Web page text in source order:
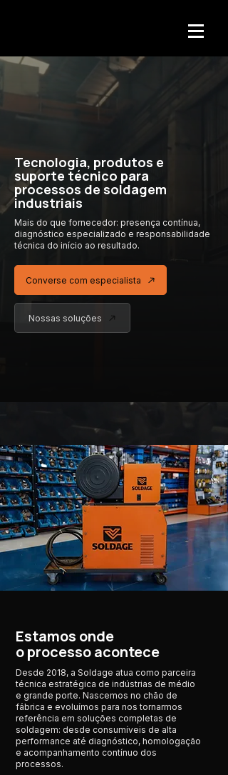
Tecnologia, produtos e
suporte técnico para
processos de soldagem
industriais
Mais do que fornecedor: presença contínua,
diagnóstico especializado e responsabilidade
técnica do início ao resultado.
Converse com especialista
Nossas soluções
Estamos onde
o processo acontece
Desde 2018, a Soldage atua como parceira
técnica estratégica de indústrias de médio
e grande porte. Nascemos no chão de
fábrica e evoluímos para nos tornarmos
referência em soluções completas de
soldagem: desde consumíveis de alta
performance até diagnóstico, homologação
e acompanhamento contínuo dos
processos.